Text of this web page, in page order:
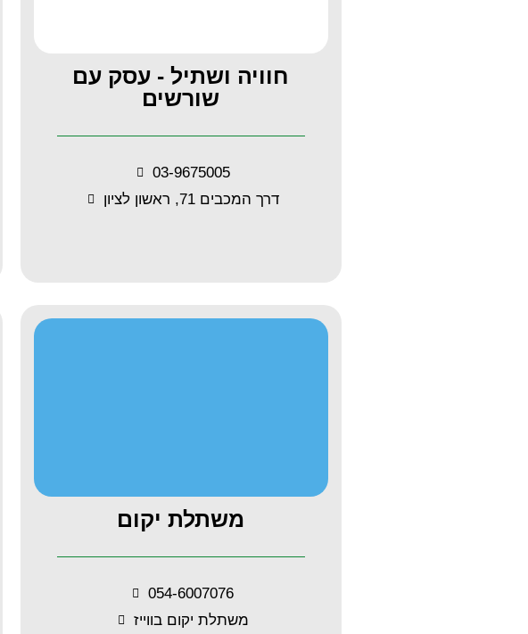
חוויה ושתיל - עסק עם
שורשים
03-9675005
דרך המכבים 71, ראשון לציון
משתלת יקום
054-6007076
משתלת יקום בווייז